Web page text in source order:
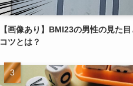
【画像あり】BMI23の男性の見た
コツとは？